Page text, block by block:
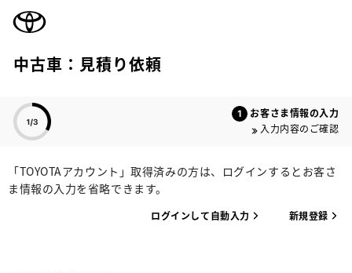
中古車：見積り依頼
お客さま情報の入力
入力内容のご確認
「TOYOTAアカウント」取得済みの方は、ログインするとお客さ
ま情報の入力を省略できます。
ログインして自動入力 新規登録